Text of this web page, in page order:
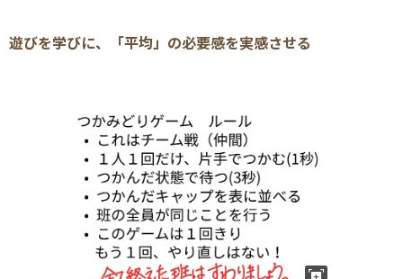
遊びを学びに、「平均」の必要感を実感させる